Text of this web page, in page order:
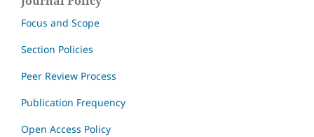
Focus and Scope
Section Policies
Peer Review Process
Publication Frequency
Open Access Policy